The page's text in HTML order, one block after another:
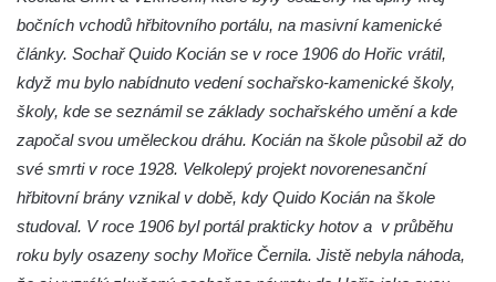
Poslední dochovaný tramvajový sloup na
Pražské třídě v Českých Budějovicích
Socha Civilizovaní na Husově třídě v
Českých Budějovicích
Socha svatého Jana Nepomuckého Na
Sadech u Mlýnské stoky v Českých
Budějovicích
Sochy brouků u Mlýnské stoky v Českých
Budějovicích
bočních vchodů hřbitovního portálu, na masivní kamenické
články. Sochař Quido Kocián se v roce 1906 do Hořic vrátil,
když mu bylo nabídnuto vedení sochařsko-kamenické školy,
školy, kde se seznámil se základy sochařského umění a kde
započal svou uměleckou dráhu. Kocián na škole působil až do
své smrti v roce 1928. Velkolepý projekt novorenesanční
hřbitovní brány vznikal v době, kdy Quido Kocián na škole
studoval. V roce 1906 byl portál prakticky hotov a v průběhu
roku byly osazeny sochy Mořice Černila. Jistě nebyla náhoda,